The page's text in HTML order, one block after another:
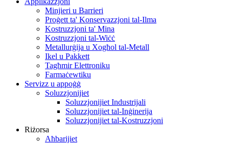
Minjieri u Barrieri
Proġett ta' Konservazzjoni tal-Ilma
Kostruzzjoni ta' Mina
Kostruzzjoni tal-Wiċċ
Metallurġija u Xogħol tal-Metall
Ikel u Pakkett
Tagħmir Elettroniku
Farmaċewtiku
Servizz u appoġġ
Soluzzjonijiet
Soluzzjonijiet Industrijali
Soluzzjonijiet tal-Inġinerija
Soluzzjonijiet tal-Kostruzzjoni
Riżorsa
Aħbarijiet